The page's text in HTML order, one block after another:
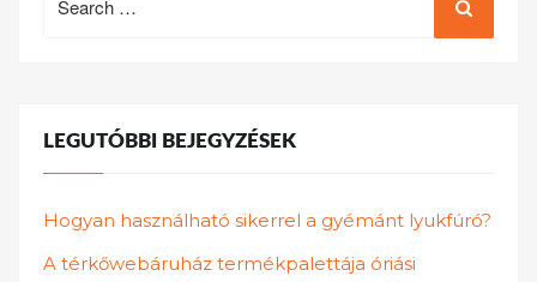
for:
LEGUTÓBBI BEJEGYZÉSEK
Hogyan használható sikerrel a gyémánt lyukfúró?
A térkőwebáruház termékpalettája óriási